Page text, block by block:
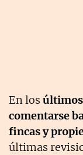
En los últimos
comentarse
fincas y
últimas